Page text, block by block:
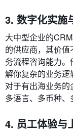
3. 数字化实施
大中型企业的
的供应商，其价
务流程咨询能力
解你复杂的业务逻
对于有出海业务
多语言、多币种、
4. 员工体验与